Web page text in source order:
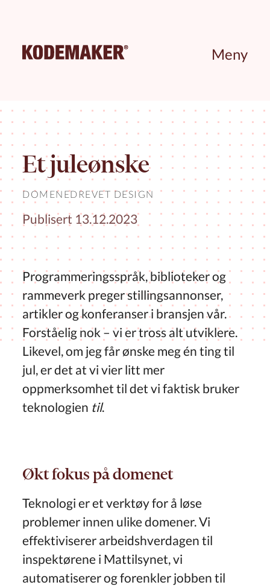
Meny
Et juleønske
DOMENEDREVET DESIGN
Publisert 13.12.2023
Programmeringsspråk, biblioteker og
rammeverk preger stillingsannonser,
artikler og konferanser i bransjen vår.
Forståelig nok – vi er tross alt utviklere.
Likevel, om jeg får ønske meg én ting til
jul, er det at vi vier litt mer
oppmerksomhet til det vi faktisk bruker
teknologien til.
Økt fokus på domenet
Teknologi er et verktøy for å løse
problemer innen ulike domener. Vi
effektiviserer arbeidshverdagen til
inspektørene i Mattilsynet, vi
automatiserer og forenkler jobben til